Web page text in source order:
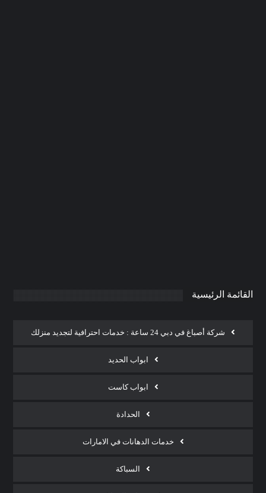
القائمة الرئيسية
شركة أصباغ في دبي 24 ساعة : خدمات احترافية لتجديد منزلك
ابواب الحديد
ابواب كاست
الحدادة
خدمات الدهانات في الامارات
السباكة